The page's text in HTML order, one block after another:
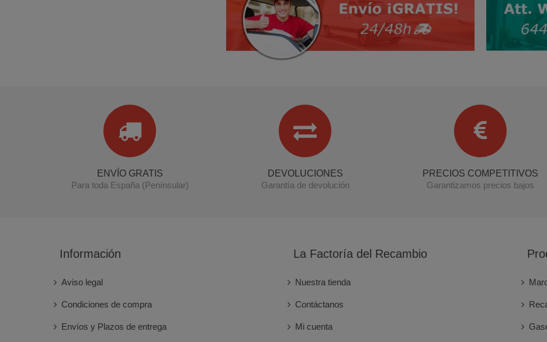
ENVÍO GRATIS
Para toda España (Penínsular)
DEVOLUCIONES
Garantía de devolución
PRECIOS COMPETITIVOS
Garantizamos precios bajos
Información
Aviso legal
Condiciones de compra
Envíos y Plazos de entrega
La Factoría del Recambio
Nuestra tienda
Contáctanos
Mi cuenta